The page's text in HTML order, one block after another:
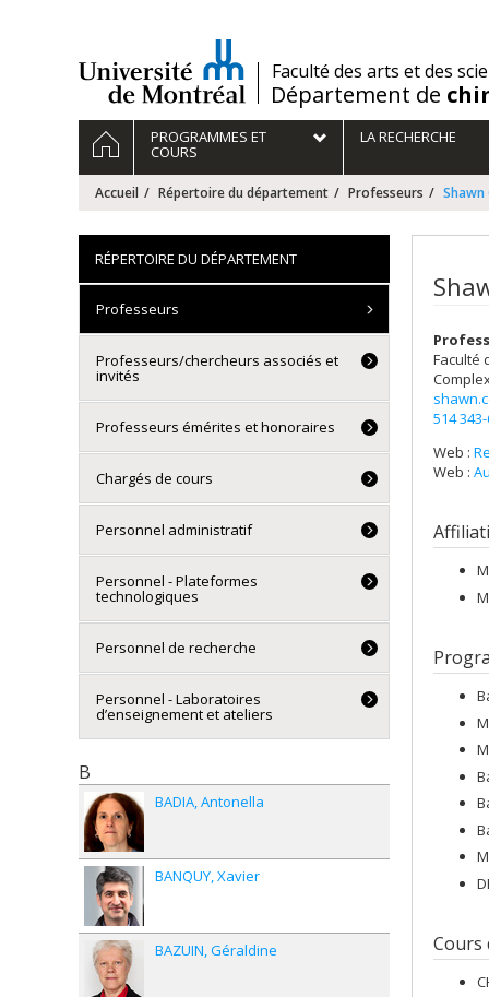
/Faculté des arts et des
Département de
Navigation
principale
ACCUEILPROGRAMMES ET
COURS
LA RECHERCHE
Accueil Répertoire du département Professeurs Shawn
Faculté
514
Web :
Web :
Cours
RÉPERTOIRE DU DÉPARTEMENT
Professeurs
Professeurs/chercheurs associés et
invités
Professeurs émérites et honoraires
Chargés de cours
Personnel administratif
Personnel - Plateformes
technologiques
Personnel de recherche
Personnel - Laboratoires
d’enseignement et ateliers
B
BADIA Antonella
BANQUY Xavier
BAZUIN Géraldine